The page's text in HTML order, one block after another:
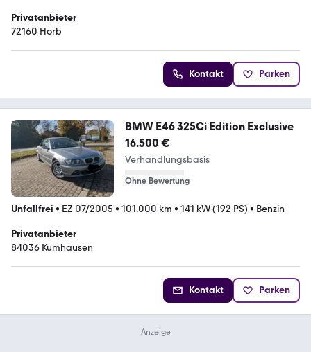
Privatanbieter
72160 Horb
Kontakt Parken
BMW E46 325Ci Edition Exclusive
16.500 €
Verhandlungsbasis
Ohne Bewertung
Unfallfrei • EZ 07/2005 • 101.000 km • 141 kW (192 PS) • Benzin
Privatanbieter
84036 Kumhausen
Kontakt Parken